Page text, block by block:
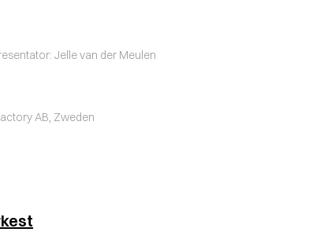
Jelle van der Meulen
AB, Zweden